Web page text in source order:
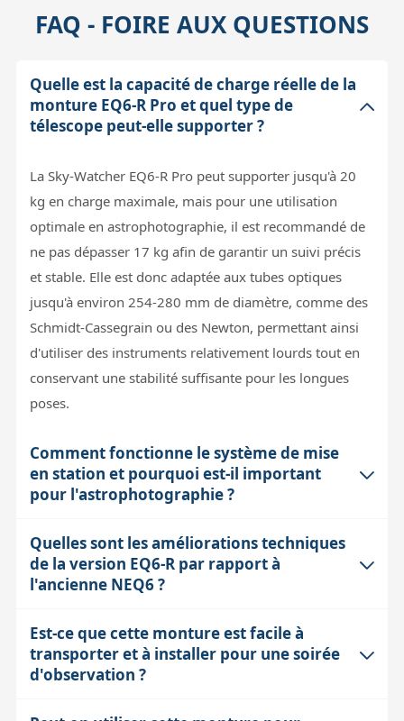
FAQ - FOIRE AUX QUESTIONS
Quelle est la capacité de charge réelle de la
monture EQ6-R Pro et quel type de
télescope peut-elle supporter ?
La Sky-Watcher EQ6-R Pro peut supporter jusqu'à 20
kg en charge maximale, mais pour une utilisation
optimale en astrophotographie, il est recommandé de
ne pas dépasser 17 kg afin de garantir un suivi précis
et stable. Elle est donc adaptée aux tubes optiques
jusqu'à environ 254-280 mm de diamètre, comme des
Schmidt-Cassegrain ou des Newton, permettant ainsi
d'utiliser des instruments relativement lourds tout en
conservant une stabilité suffisante pour les longues
poses.
Comment fonctionne le système de mise
en station et pourquoi est-il important
pour l'astrophotographie ?
La mise en station de la monture EQ6-R Pro se fait
principalement grâce au viseur polaire intégré, qui
permet d'aligner précisément l'axe de la monture avec
Ensuite, la procédure d'alignement sur une, deux ou
trois étoiles affinera la précision du pointage Go-To.
Quelles sont les améliorations techniques
de la version EQ6-R par rapport à
l'ancienne NEQ6 ?
L'EQ6-R bénéficie d'une conception allégée, passant de
20 kg à environ 17,3 kg, ce qui facilite son transport.
Le système d'entraînement a été amélioré avec l'ajout
Est-ce que cette monture est facile à
transporter et à installer pour une soirée
d'observation ?